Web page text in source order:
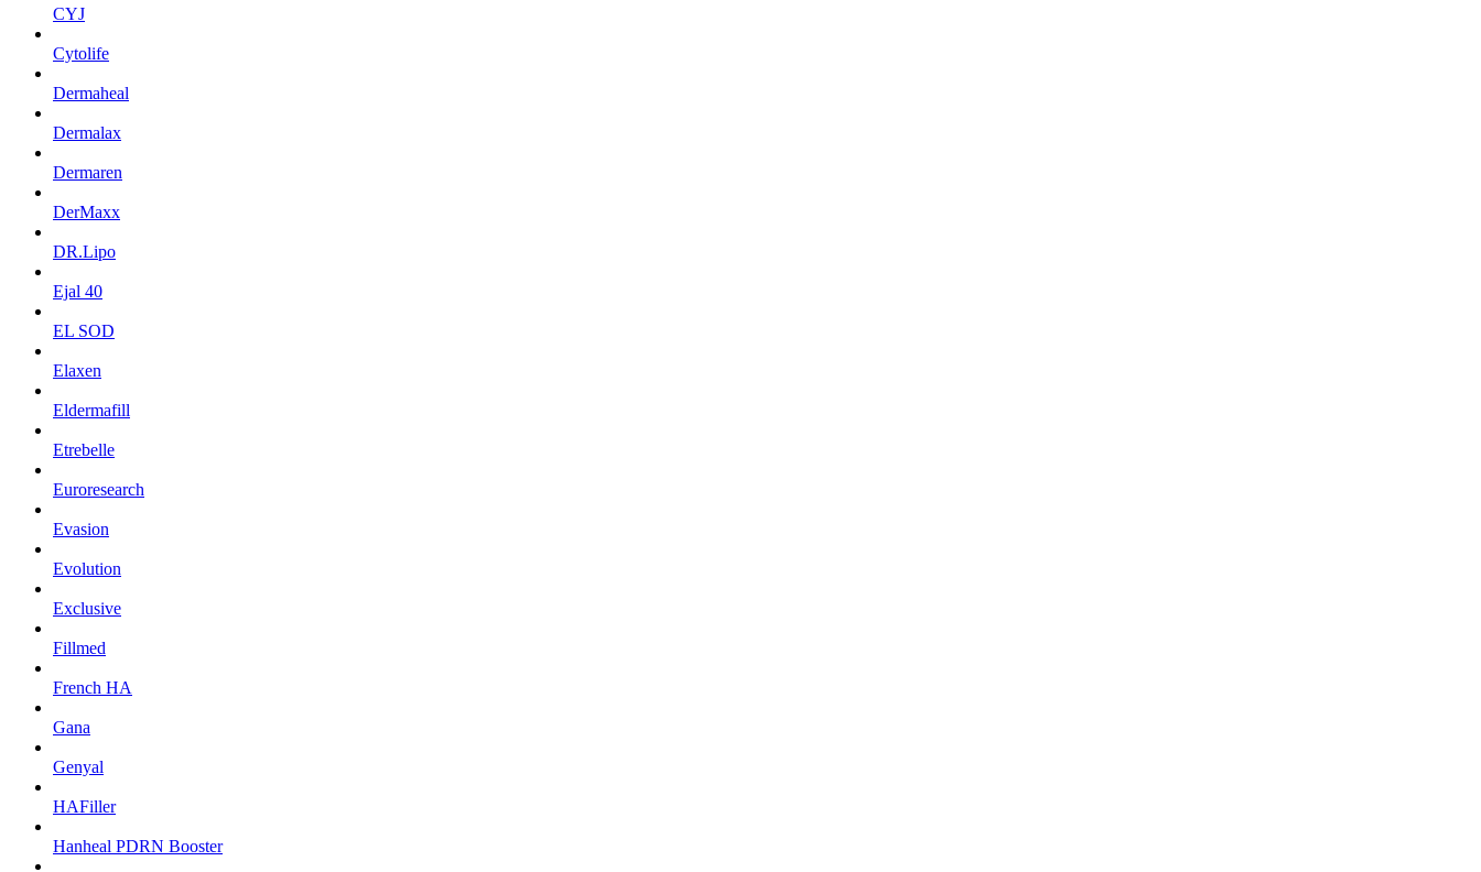
CYJ
Cytolife
Dermaheal
Dermalax
Dermaren
DerMaxx
DR.Lipo
Ejal 40
EL SOD
Elaxen
Eldermafill
Etrebelle
Euroresearch
Evasion
Evolution
Exclusive
Fillmed
French HA
Gana
Genyal
HAFiller
Hanheal PDRN Booster